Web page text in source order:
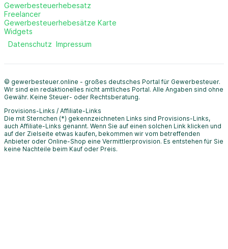
Gewerbesteuerhebesatz
Freelancer
Gewerbesteuerhebesätze Karte
Widgets
Datenschutz Impressum
© gewerbesteuer.online - großes deutsches Portal für Gewerbesteuer.
Wir sind ein redaktionelles nicht amtliches Portal. Alle Angaben sind ohne
Gewähr. Keine Steuer- oder Rechtsberatung.
Provisions-Links / Affiliate-Links
Die mit Sternchen (*) gekennzeichneten Links sind Provisions-Links,
auch Affiliate-Links genannt. Wenn Sie auf einen solchen Link klicken und
auf der Zielseite etwas kaufen, bekommen wir vom betreffenden
Anbieter oder Online-Shop eine Vermittlerprovision. Es entstehen für Sie
keine Nachteile beim Kauf oder Preis.